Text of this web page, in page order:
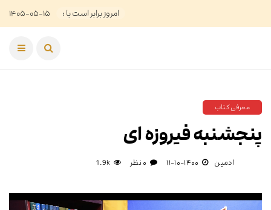
امروز برابر است با : ۱۴۰۵-۰۵-۱۵
معرفی کتاب
پنجشنبه فیروزه ای
ادمین ۱۴۰۰-۱۰-۱۱ ۰ نظر 1.9k
نمایشگر